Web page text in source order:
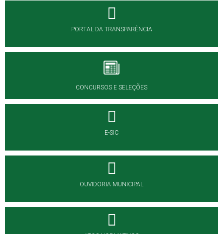
PORTAL DA TRANSPARÊNCIA
CONCURSOS E SELEÇÕES
E-SIC
OUVIDORIA MUNICIPAL